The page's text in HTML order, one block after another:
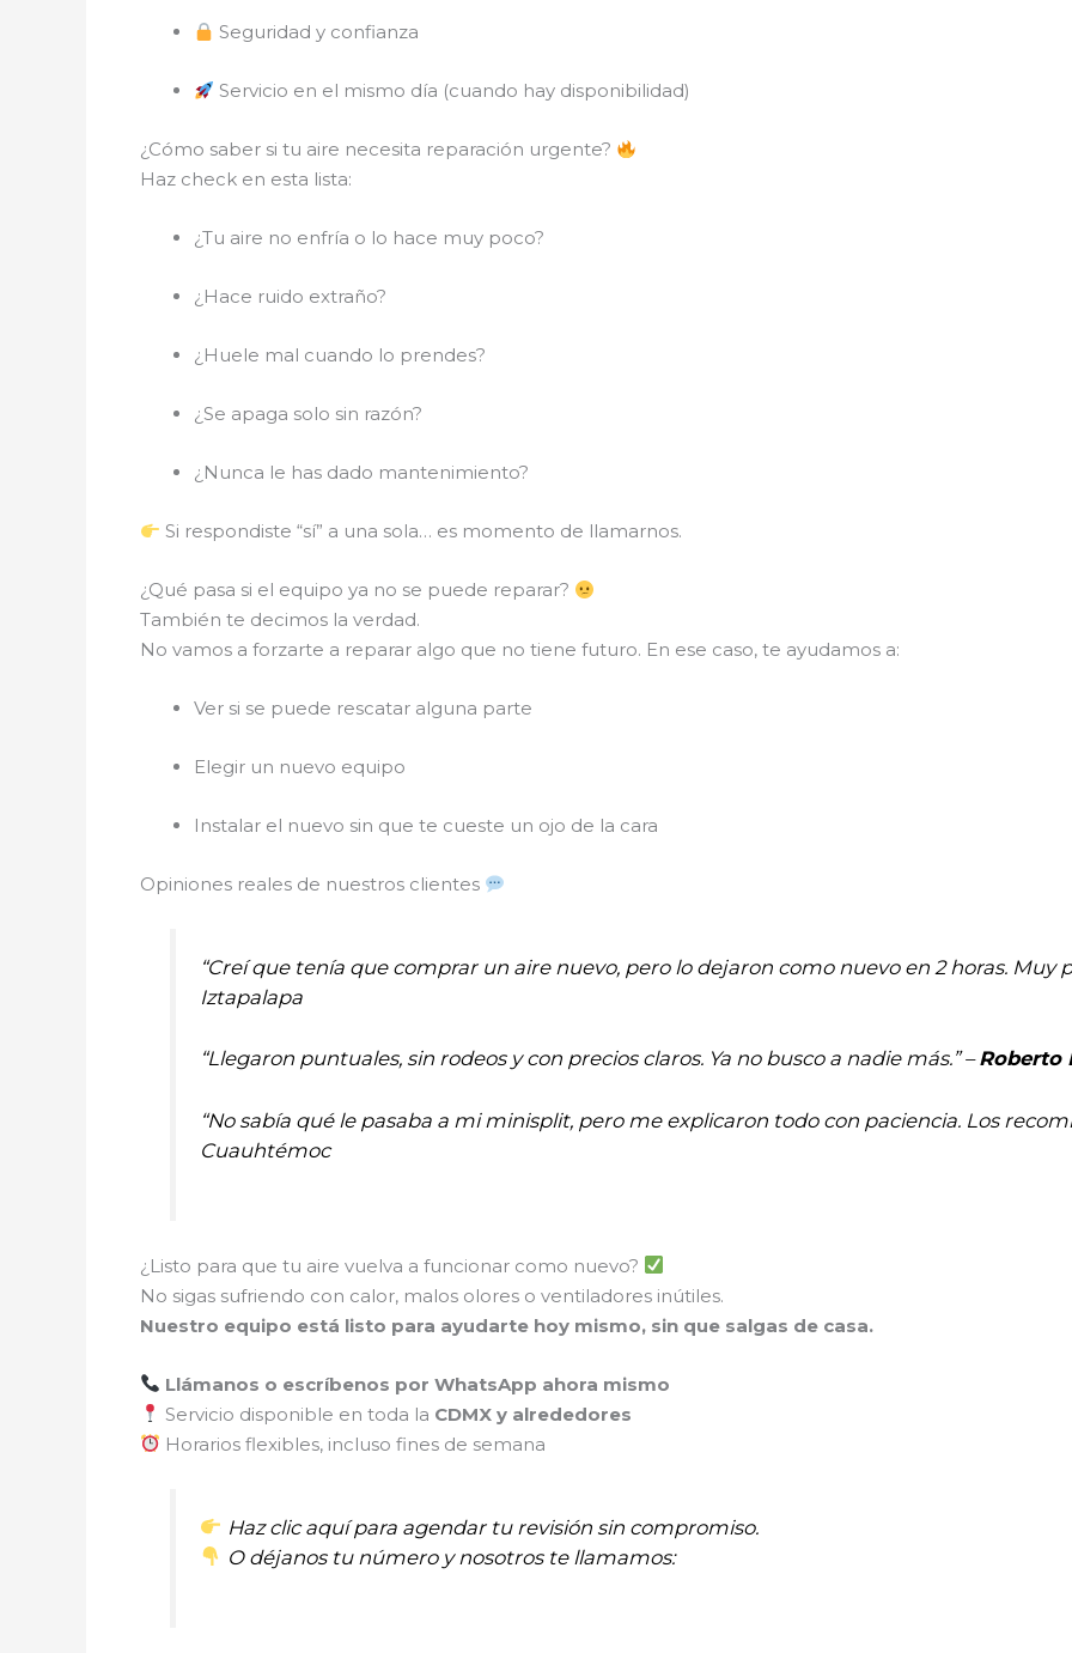
Seguridad y confianza
Servicio en el mismo día (cuando hay disponibilidad)
¿Cómo saber si tu aire necesita reparación urgente?
Haz check en esta lista:
¿Tu aire no enfría o lo hace muy poco?
¿Hace ruido extraño?
¿Huele mal cuando lo prendes?
¿Se apaga solo sin razón?
¿Nunca le has dado mantenimiento?
Si respondiste “sí” a una sola… es momento de llamarnos.
¿Qué pasa si el equipo ya no se puede reparar?
También te decimos la verdad.
No vamos a forzarte a reparar algo que no tiene futuro. En ese caso, te ayudamos a:
Ver si se puede rescatar alguna parte
Elegir un nuevo equipo
Instalar el nuevo sin que te cueste un ojo de la cara
Opiniones reales de nuestros clientes
“Creí que tenía que comprar un aire nuevo, pero lo dejaron como nuevo en 2 horas. Muy
Iztapalapa
“Llegaron puntuales, sin rodeos y con precios claros. Ya no busco a nadie más.” –Roberto
“No sabía qué le pasaba a mi minisplit, pero me explicaron todo con paciencia. Los
Cuauhtémoc
¿Listo para que tu aire vuelva a funcionar como nuevo?
No sigas sufriendo con calor, malos olores o ventiladores inútiles.
Nuestro equipo está listo para ayudarte hoy mismo, sin que salgas de casa.
Llámanos o escríbenos por WhatsApp ahora mismo
Servicio disponible en toda la CDMX y alrededores
Horarios flexibles, incluso fines de semana
Haz clic aquí para agendar tu revisión sin compromiso.
O déjanos tu número y nosotros te llamamos: